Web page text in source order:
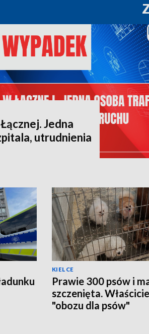
Jedna
utrudnienia
KIELCE
Prawie 300 psów i
szczenięta. Właściciel
"obozu dla psów"